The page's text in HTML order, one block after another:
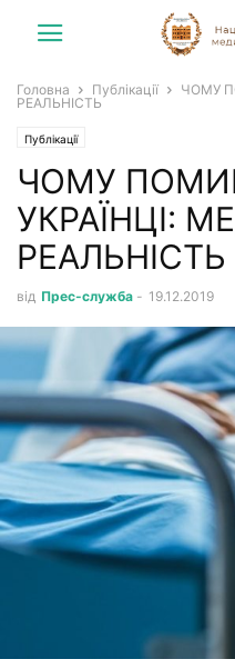
Головна Публікації
ЧОМУ
РЕАЛЬНІСТЬ
Публікації
ЧОМУ
УКРАЇНЦІ:
РЕАЛЬНІСТЬ
від Прес-служба - 19.12.2019